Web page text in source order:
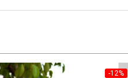
-12%